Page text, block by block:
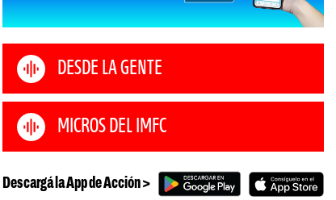
DESDE LA GENTE
MICROS DEL IMFC
Descargá la App de Acción >